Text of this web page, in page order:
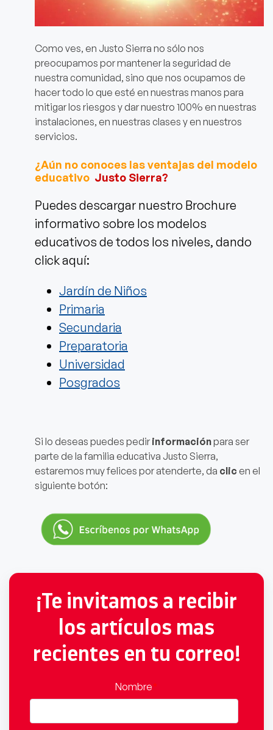
Como ves, en Justo Sierra no sólo nos
preocupamos por mantener la seguridad de
nuestra comunidad, sino que nos ocupamos de
hacer todo lo que esté en nuestras manos para
mitigar los riesgos y dar nuestro 100% en nuestras
instalaciones, en nuestras clases y en nuestros
servicios.
¿Aún no conoces las ventajas del modelo
educativo Justo Sierra?
Puedes descargar nuestro Brochure
informativo sobre los modelos
educativos de todos los niveles, dando
click aquí:
Jardín de Niños
Primaria
Secundaria
Preparatoria
Universidad
Posgrados
Si lo deseas puedes pedir informaciónpara ser
parte de la familia educativa Justo Sierra,
estaremos muy felices por atenderte, da clicen el
siguiente botón:
¡Te invitamos a recibir
los artículos mas
recientes en tu correo!
Nombre*